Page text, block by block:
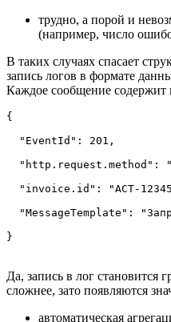
трудно, а порой и
(например, число
В таких случаях спасает
запись логов в формате
Каждое сообщение
{
"EventId": 201,
"http.request.method":
"invoice.id": "ACT-
"MessageTemplate":
}
Да, запись в лог становится
сложнее, зато появляются
автоматическая